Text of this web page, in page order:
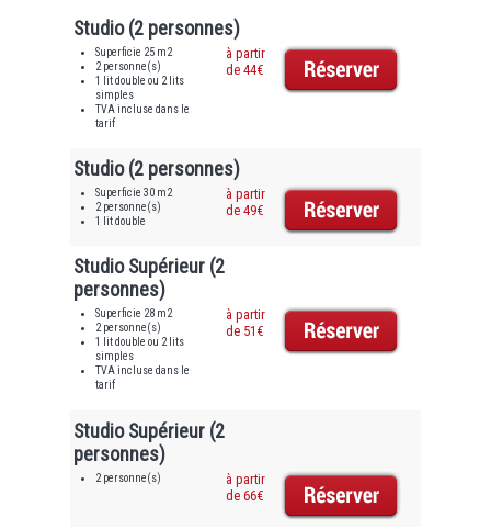
Studio (2 personnes)
Superficie 25 m2
2 personne(s)
1 lit double ou 2 lits
simples
TVA incluse dans le
tarif
à partir
de 44€
Studio (2 personnes)
Superficie 30 m2
2 personne(s)
1 lit double
à partir
de 49€
Studio Supérieur (2
personnes)
Superficie 28 m2
2 personne(s)
1 lit double ou 2 lits
simples
TVA incluse dans le
tarif
à partir
de 51€
Studio Supérieur (2
personnes)
2 personne(s)
à partir
de 66€